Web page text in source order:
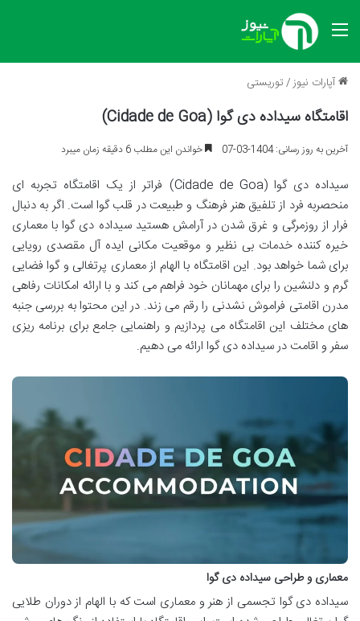
منو
آپارات نیوز/توریستی
اقامتگاه سیداده دی گوا (Cidade de Goa)
آخرین به روز رسانی: 1404-03-07 خواندن این مطلب 6 دقیقه زمان میبرد
سیداده دی گوا (Cidade de Goa) فراتر از یک اقامتگاه تجربه ای
منحصربه فرد از تلفیق هنر فرهنگ و طبیعت در قلب گوا است. اگر به دنبال
فرار از روزمرگی و غرق شدن در آرامش هستید سیداده دی گوا با معماری
خیره کننده خدمات بی نظیر و موقعیت مکانی ایده آل مقصدی رویایی
برای شما خواهد بود. این اقامتگاه با الهام از معماری پرتغالی و گوا فضایی
گرم و دلنشین را برای مهمانان خود فراهم می کند و با ارائه امکانات رفاهی
مدرن اقامتی فراموش نشدنی را رقم می زند. در این محتوا به بررسی جنبه
های مختلف این اقامتگاه می پردازیم و راهنمایی جامع برای برنامه ریزی
سفر و اقامت در سیداده دی گوا ارائه می دهیم.
معماری و طراحی سیداده دی گوا
سیداده دی گوا تجسمی از هنر و معماری است که با الهام از دوران طلایی